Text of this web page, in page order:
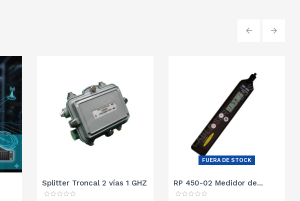
Splitter Troncal 2 vías 1 GHZ
FUERA DE STOCK
RP 450-02 Medidor de...